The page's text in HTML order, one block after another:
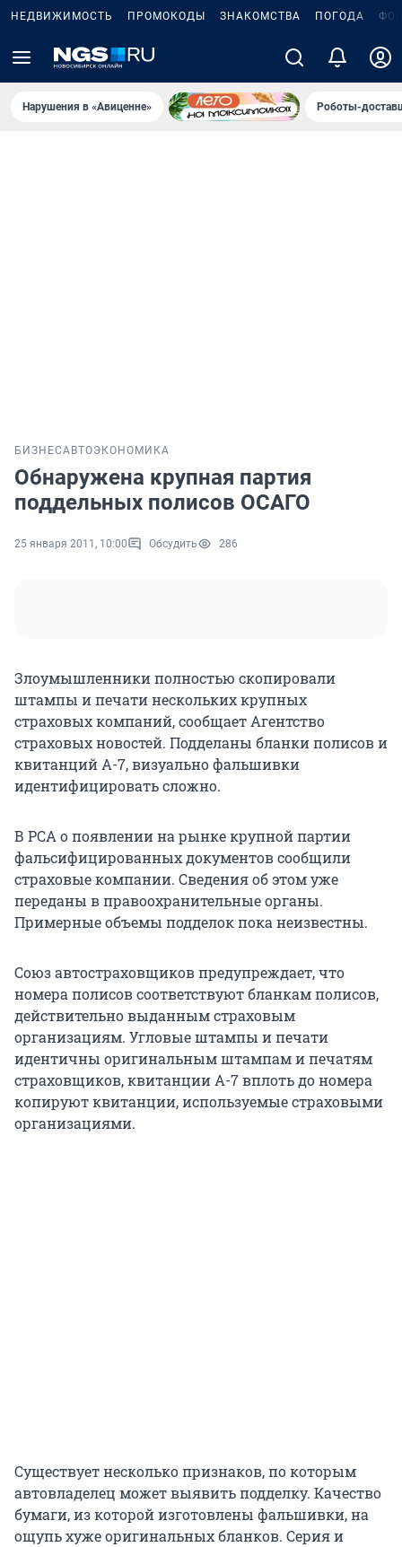
НЕДВИЖИМОСТЬ ПРОМОКОДЫ ЗНАКОМСТВА ПОГОДА
Нарушения в «Авиценне» Роботы-
БИЗНЕСАВТОЭКОНОМИКА
Обнаружена крупная партия
поддельных полисов ОСАГО
25 января 2011, 10:00 Обсудить 286
Злоумышленники полностью скопировали
штампы и печати нескольких крупных
страховых компаний, сообщает Агентство
страховых новостей. Подделаны бланки полисов и
квитанций А-7, визуально фальшивки
идентифицировать сложно.
В РСА о появлении на рынке крупной партии
фальсифицированных документов сообщили
страховые компании. Сведения об этом уже
переданы в правоохранительные органы.
Примерные объемы подделок пока неизвестны.
Союз автостраховщиков предупреждает, что
номера полисов соответствуют бланкам полисов,
действительно выданным страховым
организациям. Угловые штампы и печати
идентичны оригинальным штампам и печатям
страховщиков, квитанции А-7 вплоть до номера
копируют квитанции, используемые страховыми
организациями.
Существует несколько признаков, по которым
автовладелец может выявить подделку. Качество
бумаги, из которой изготовлены фальшивки, на
ощупь хуже оригинальных бланков. Серия и